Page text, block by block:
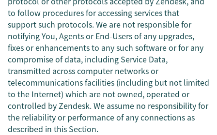
to follow procedures for accessing services that
support such protocols. We are not responsible for
notifying You, Agents or End-Users of any upgrades,
fixes or enhancements to any such software or for any
compromise of data, including Service Data,
transmitted across computer networks or
telecommunications facilities (including but not limited
to the Internet) which are not owned, operated or
controlled by Zendesk. We assume no responsibility for
the reliability or performance of any connections as
described in this Section.